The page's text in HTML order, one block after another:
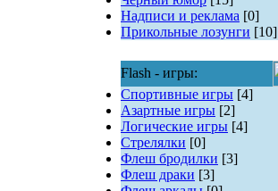
Надписи и реклама [0]
Прикольные лозунги [10]
Flash - игры:
Спортивные игры[4]
Азартные игры[2]
Логические игры[4]
Стрелялки [0]
Флеш бродилки [3]
Флеш драки [3]